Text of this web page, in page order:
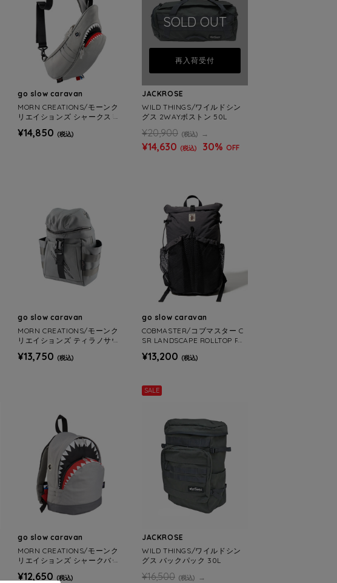
go slow caravan
MORN CREATIONS/モーンク
リエイションズ シャークスリ
¥14,850 (税込)
SOLD OUT
再入荷受付
JACKROSE
WILD THINGS/ワイルドシン
グス 2WAYボストン 50L
¥20,900 (税込)
¥14,630 (税込) 30% OFF
go slow caravan
MORN CREATIONS/モーンク
リエイションズ ティラノサウ
¥13,750 (税込)
go slow caravan
COBMASTER/コブマスター C
SR LANDSCAPE ROLLTOP PA
¥13,200 (税込)
go slow caravan
MORN CREATIONS/モーンク
リエイションズ シャークバッ
¥12,650 (税込)
SALE
JACKROSE
WILD THINGS/ワイルドシン
グス バックパック 30L
¥16,500 (税込)